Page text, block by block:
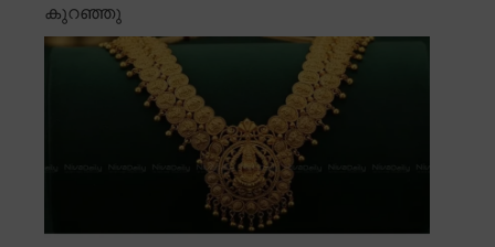
കുറഞ്ഞു